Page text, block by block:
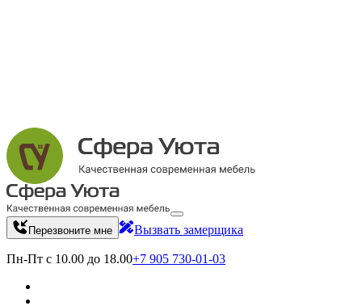
Перезвоните мне Вызвать замерщика
Пн-Пт с 10.00 до 18.00+7 905 730-01-03